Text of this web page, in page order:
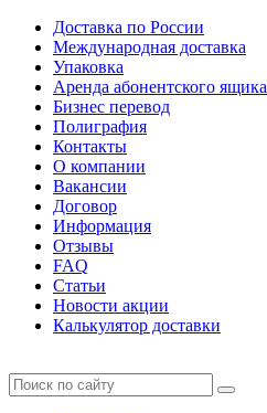
Доставка по России
Международная доставка
Упаковка
Аренда абонентского ящика
Бизнес перевод
Полиграфия
Контакты
О компании
Вакансии
Договор
Информация
Отзывы
FAQ
Статьи
Новости акции
Калькулятор доставки